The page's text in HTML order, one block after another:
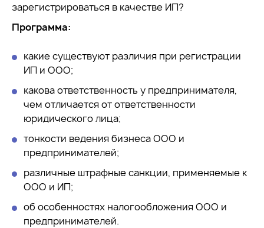
зарегистрироваться в качестве ИП?
Программа:
какие существуют различия при регистрации
ИП и ООО;
какова ответственность у предпринимателя,
чем отличается от ответственности
юридического лица;
тонкости ведения бизнеса ООО и
предпринимателей;
различные штрафные санкции, применяемые к
ООО и ИП;
об особенностях налогообложения ООО и
предпринимателей.